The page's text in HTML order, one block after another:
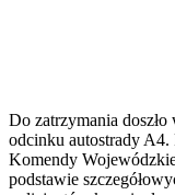
Do zatrzymania
odcinku autostrady
Komendy
podstawie